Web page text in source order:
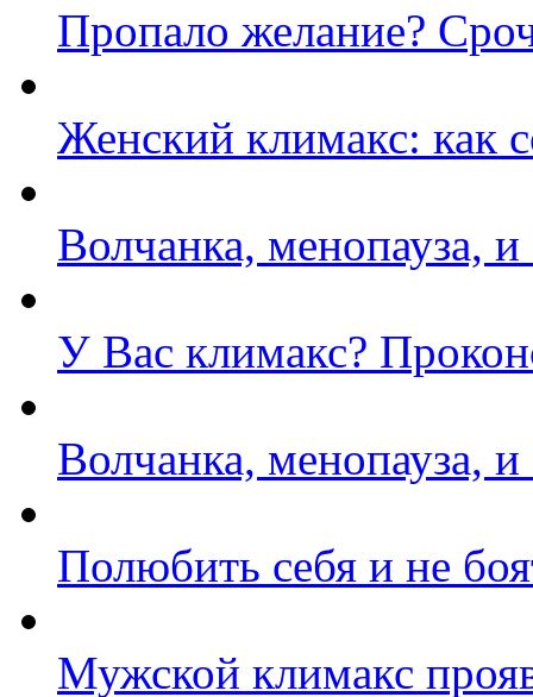
Пропало желание?
Женский климакс: как
Волчанка, менопауза, и
У Вас климакс?
Волчанка, менопауза, и
Полюбить себя и не
Мужской климакс